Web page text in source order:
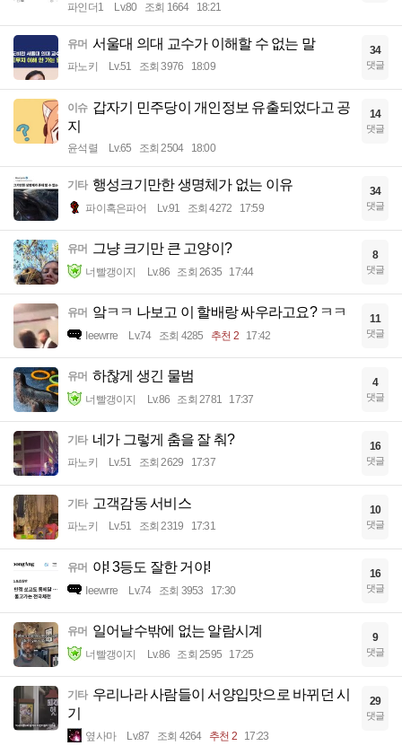
파인더1 Lv.80 조회 1664 18:21
유머 서울대 의대 교수가 이해할 수 없는 말
파노키 Lv.51 조회 3976 18:09
34
댓글
이슈 갑자기 민주당이 개인정보 유출되었다고 공
지
윤석렬 Lv.65 조회 2504 18:00
14
댓글
기타 행성크기만한 생명체가 없는 이유
파이혹은파어 Lv.91 조회 4272 17:59
34
댓글
유머 그냥 크기만 큰 고양이?
너빨갱이지 Lv.86 조회 2635 17:44
8
댓글
유머 앜ㅋㅋ 나보고 이 할배랑 싸우라고요? ㅋㅋ
Ieewrre Lv.74 조회 4285 추천 2 17:42
11
댓글
유머 하찮게 생긴 물범
너빨갱이지 Lv.86 조회 2781 17:37
4
댓글
기타 네가 그렇게 춤을 잘 춰?
파노키 Lv.51 조회 2629 17:37
16
댓글
기타 고객감동 서비스
파노키 Lv.51 조회 2319 17:31
10
댓글
유머 야! 3등도 잘한 거야!
Ieewrre Lv.74 조회 3953 17:30
16
댓글
유머 일어날수밖에 없는 알람시계
너빨갱이지 Lv.86 조회 2595 17:25
9
댓글
기타 우리나라 사람들이 서양입맛으로 바뀌던 시
기
옆사마 Lv.87 조회 4264 추천 2 17:23
29
댓글